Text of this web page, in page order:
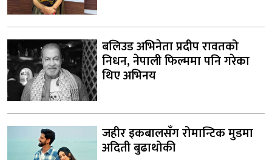
बलिउड अभिनेता प्रदीप रावतको
निधन, नेपाली फिल्ममा पनि गरेका
थिए अभिनय
जहीर इकबालसँग रोमान्टिक मुडमा
अदिती बुढाथोकी